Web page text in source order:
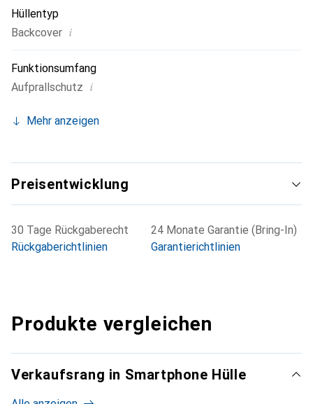
Hüllentyp
Backcover i
Funktionsumfang
Aufprallschutz i
Mehr anzeigen
Preisentwicklung
30 Tage Rückgaberecht
Rückgaberichtlinien
24 Monate Garantie (Bring-In)
Garantierichtlinien
Produkte vergleichen
Verkaufsrang in Smartphone Hülle